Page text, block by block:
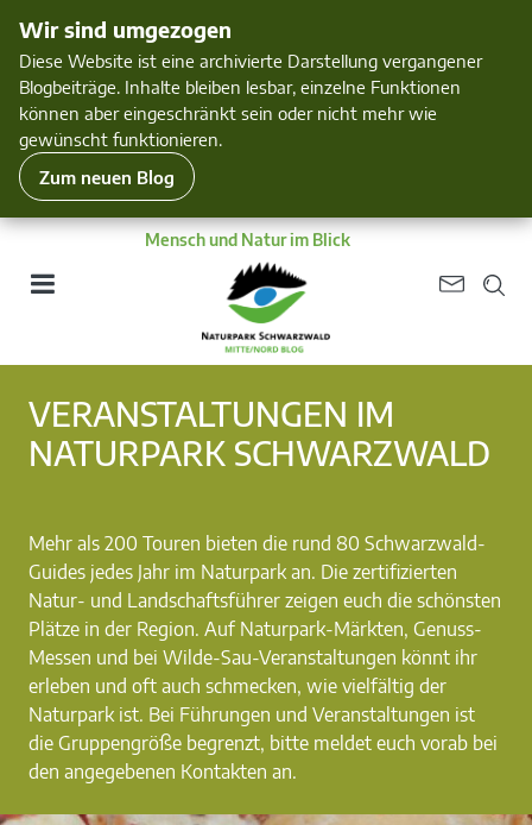
Wir sind umgezogen
Diese Website ist eine archivierte Darstellung vergangener
Blogbeiträge. Inhalte bleiben lesbar, einzelne Funktionen
können aber eingeschränkt sein oder nicht mehr wie
gewünscht funktionieren.
Zum neuen Blog
Mensch und Natur im Blick
VERANSTALTUNGEN IM
NATURPARK SCHWARZWALD
Mehr als 200 Touren bieten die rund 80 Schwarzwald-
Guides jedes Jahr im Naturpark an. Die zertifizierten
Natur- und Landschaftsführer zeigen euch die schönsten
Plätze in der Region. Auf Naturpark-Märkten, Genuss-
Messen und bei Wilde-Sau-Veranstaltungen könnt ihr
erleben und oft auch schmecken, wie vielfältig der
Naturpark ist. Bei Führungen und Veranstaltungen ist
die Gruppengröße begrenzt, bitte meldet euch vorab bei
den angegebenen Kontakten an.